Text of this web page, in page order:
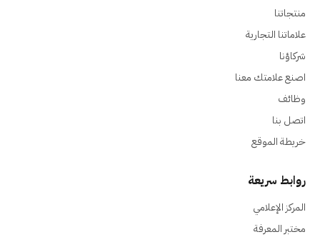
منتجاتنا
علاماتنا التجارية
شركاؤنا
اصنع علامتك معنا
وظائف
اتصل بنا
خريطة الموقع
روابط سريعة
المركز الإعلامي
مختبر المعرفة